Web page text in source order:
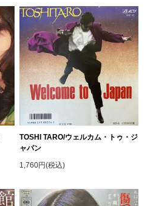
TOSHI TARO/ウェルカム・トゥ・ジ
ャパン
1,760円(税込)